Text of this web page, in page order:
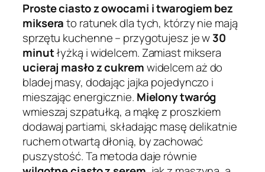
Proste ciasto z owocami i twarogiem bez
mikserato ratunek dla tych, którzy nie mają
sprzętu kuchenne – przygotujesz je w30
minutłyżką i widelcem. Zamiast miksera
ucieraj masło z cukremwidelcem aż do
bladej masy, dodając jajka pojedynczo i
mieszając energicznie. Mielony twaróg
wmieszaj szpatułką, a mąkę z proszkiem
dodawaj partiami, składając masę delikatnie
ruchem otwartą dłonią, by zachować
puszystość. Ta metoda daje równie